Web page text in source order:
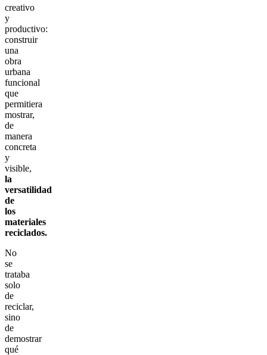
creativo
y
productivo:
construir
una
obra
urbana
funcional
que
permitiera
mostrar,
de
manera
concreta
y
visible,
la
versatilidad
de
los
materiales
reciclados.
No
se
trataba
solo
de
reciclar,
sino
de
demostrar
qué